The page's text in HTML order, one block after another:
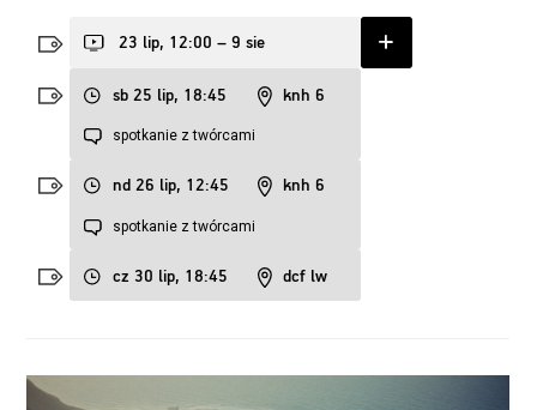
sb 25 lip, 18:45 knh 6
spotkanie z twórcami
nd 26 lip, 12:45 knh 6
spotkanie z twórcami
cz 30 lip, 18:45 dcf lw
23 lip, 12:00 – 9 sie